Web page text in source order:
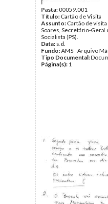
Pasta:00059.001
Título: Cartão de Visita
Assunto: Cartão de
Soares, Secretário-Geral
Socialista (PS).
Data: s.d.
Fundo:AMS - Arquivo
Tipo Documental:
Página(s): 1